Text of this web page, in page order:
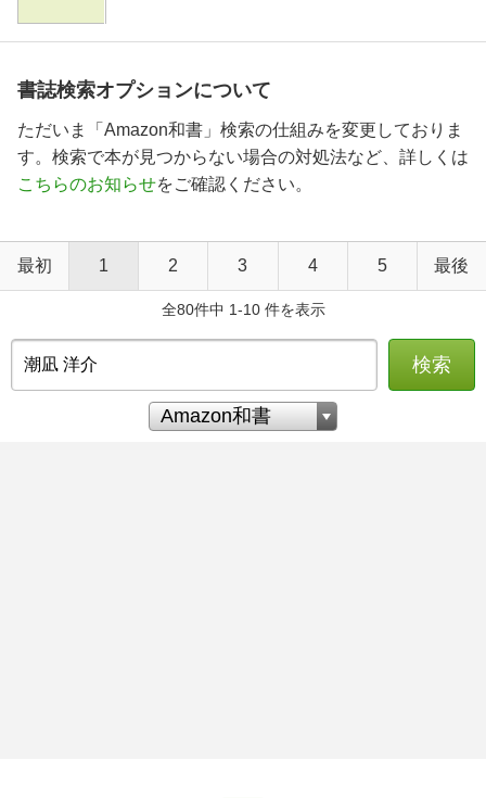
書誌検索オプションについて
ただいま「Amazon和書」検索の仕組みを変更しておりま
す。検索で本が見つからない場合の対処法など、詳しくは
こちらのお知らせをご確認ください。
最初 1 2 3 4 5 最後
全80件中 1-10 件を表示
検索